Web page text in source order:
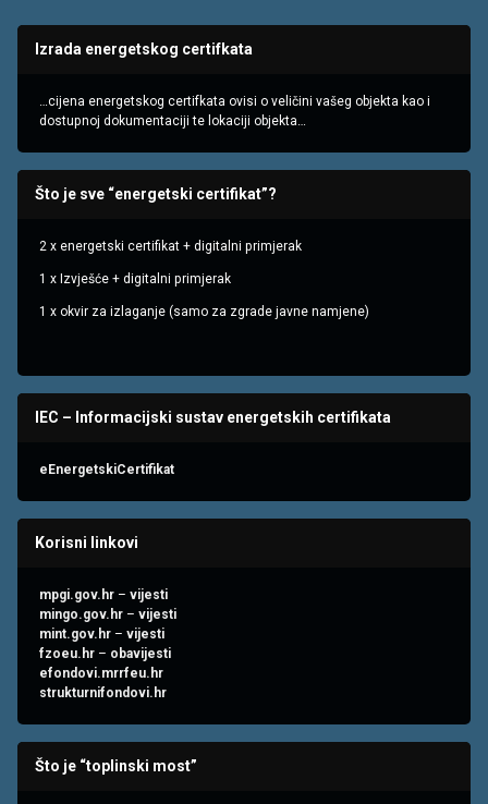
Izrada energetskog certifkata
…cijena energetskog certifkata ovisi o veličini vašeg objekta kao i
dostupnoj dokumentaciji te lokaciji objekta…
Što je sve “energetski certifikat”?
2 x energetski certifikat + digitalni primjerak
1 x Izvješće + digitalni primjerak
1 x okvir za izlaganje (samo za zgrade javne namjene)
IEC – Informacijski sustav energetskih certifikata
eEnergetskiCertifikat
Korisni linkovi
mpgi.gov.hr – vijesti
mingo.gov.hr – vijesti
mint.gov.hr – vijesti
fzoeu.hr – obavijesti
efondovi.mrrfeu.hr
strukturnifondovi.hr
Što je “toplinski most”